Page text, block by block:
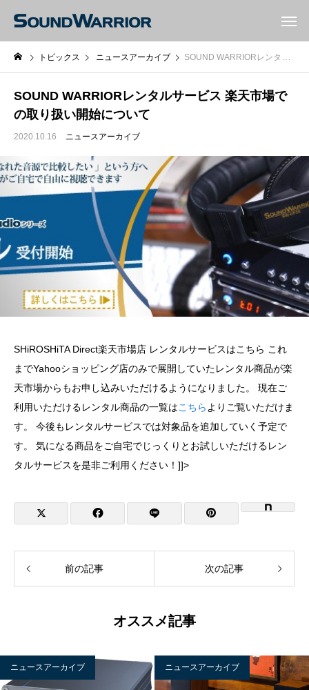
トピックス ニュースアーカイブ SOUND WARRIORレンタルサービス 楽天市場での取り扱い開始について
SOUND WARRIORレンタルサービス 楽天市場で
の取り扱い開始について
2020.10.16 ニュースアーカイブ
SHiROSHiTA Direct楽天市場店 レンタルサービスはこちら これ
までYahooショッピング店のみで展開していたレンタル商品が楽
天市場からもお申し込みいただけるようになりました。 現在ご
利用いただけるレンタル商品の一覧はこちら よりご覧いただけま
す。 今後もレンタルサービスでは対象品を追加していく予定で
す。 気になる商品をご自宅でじっくりとお試しいただけるレン
タルサービスを是非ご利用ください！]]>
前の記事 次の記事
オススメ記事
ニュースアーカイブ ニュースアーカイブ